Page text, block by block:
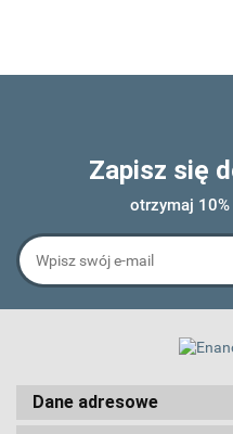
Zapisz się
otrzymaj
Dane adresowe